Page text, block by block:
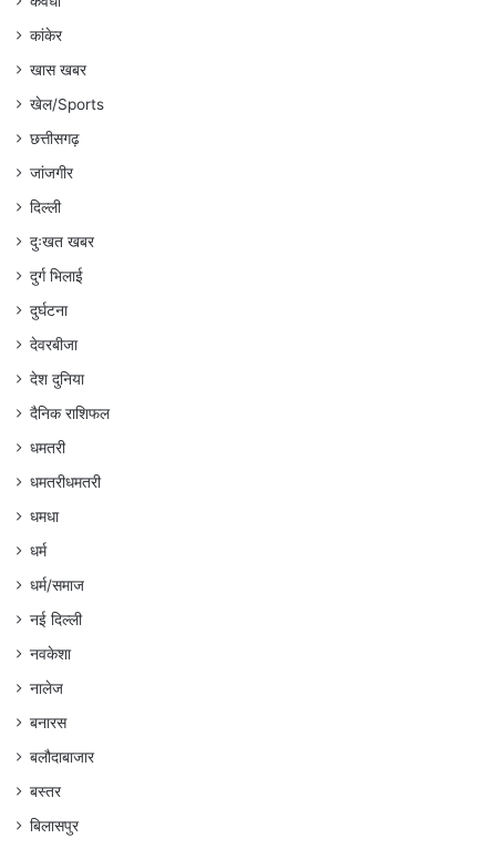
कांकेर
खास खबर
खेल/Sports
छत्तीसगढ़
जांजगीर
दिल्ली
दुःखत खबर
दुर्ग भिलाई
दुर्घटना
देवरबीजा
देश दुनिया
दैनिक राशिफल
धमतरी
धमतरीधमतरी
धमधा
धर्म
धर्म/समाज
नई दिल्ली
नवकेशा
नालेज
बनारस
बलौदाबाजार
बस्तर
बिलासपुर